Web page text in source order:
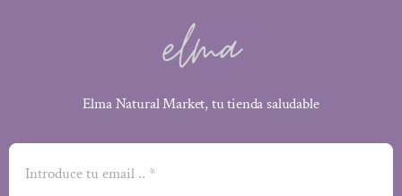
Elma Natural Market, tu tienda saludable